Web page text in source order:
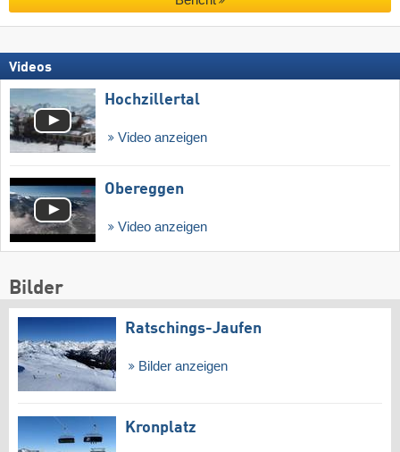
Videos
Hochzillertal
Video anzeigen
Obereggen
Video anzeigen
Bilder
Ratschings-Jaufen
Bilder anzeigen
Kronplatz